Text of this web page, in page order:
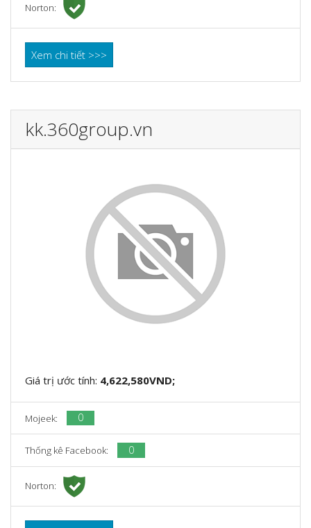
Norton:
Xem chi tiết >>>
kk.360group.vn
Giá trị ước tính: 4,622,580VND;
Mojeek: 0
Thống kê Facebook: 0
Norton: